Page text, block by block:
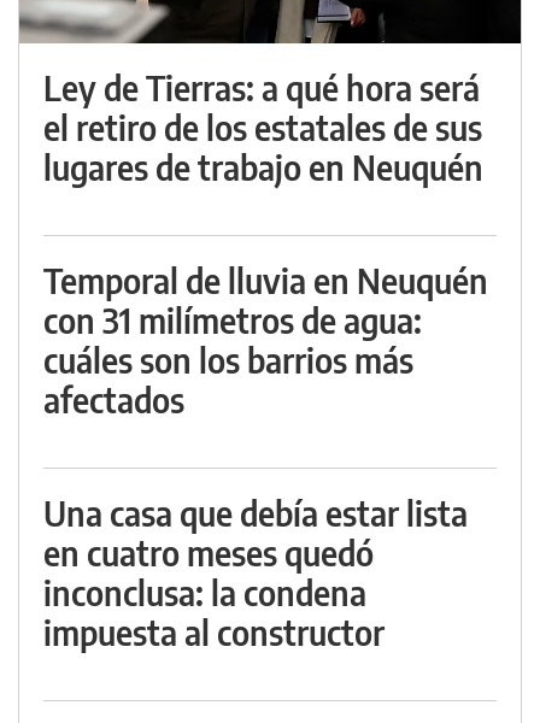
Ley de Tierras: a qué hora será
el retiro de los estatales de sus
lugares de trabajo en Neuquén
Temporal de lluvia en Neuquén
con 31 milímetros de agua:
cuáles son los barrios más
afectados
Una casa que debía estar lista
en cuatro meses quedó
inconclusa: la condena
impuesta al constructor